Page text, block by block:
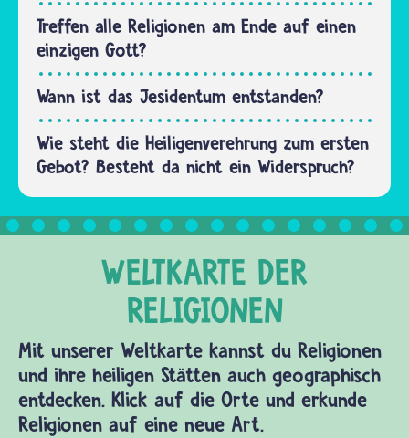
des
Stifters
der…
Treffen alle Religionen am Ende auf einen
einzigen Gott?
Wann ist das Jesidentum entstanden?
Wie steht die Heiligenverehrung zum ersten
Gebot? Besteht da nicht ein Widerspruch?
Mit unserer Weltkarte kannst du Religionen
und ihre heiligen Stätten auch geographisch
entdecken. Klick auf die Orte und erkunde
Religionen auf eine neue Art.